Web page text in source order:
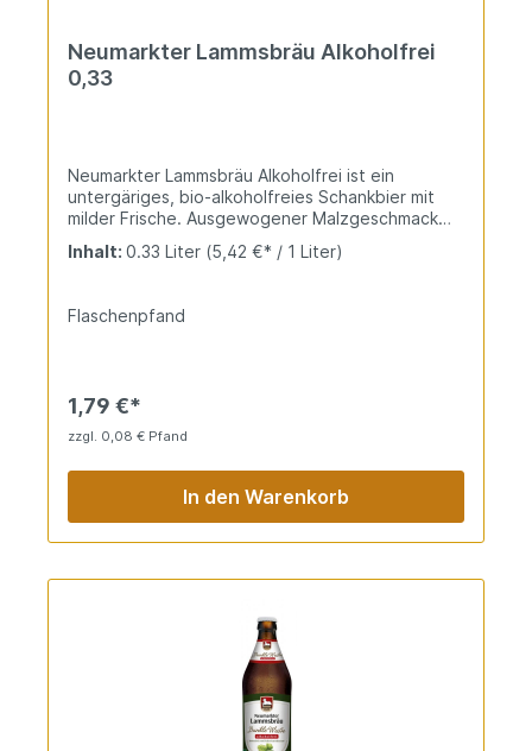
Neumarkter Lammsbräu Alkoholfrei
0,33
Neumarkter Lammsbräu Alkoholfrei ist ein
untergäriges, bio-alkoholfreies Schankbier mit
milder Frische. Ausgewogener Malzgeschmack
Genuss. Ideal als vitaminreicher Durstlöscher.
Inhalt: 0.33 Liter (5,42 €* / 1 Liter)
Flaschenpfand
1,79 €*
zzgl. 0,08 € Pfand
In den Warenkorb